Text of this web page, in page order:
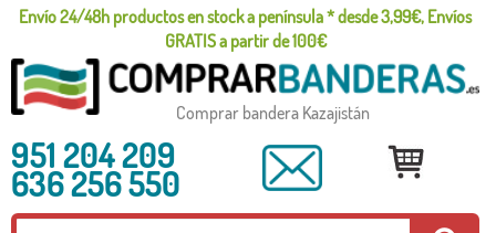
Envío 24/48h productos en stock a península * desde 3,99€, Envíos
GRATIS a partir de 100€
Comprar bandera Kazajistán
951 204 209
636 256 550